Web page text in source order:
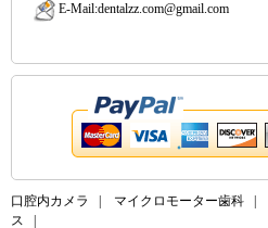
E-Mail:dentalzz.com@gmail.com
口腔内カメラ マイクロモーター歯科
ス